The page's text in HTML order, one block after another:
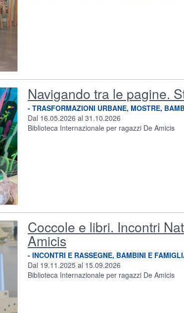
Foto del Contenuto
Navigando tra le pagine.
- TRASFORMAZIONI URBANE, MOSTRE,
Dal 16.05.2026 al 31.10.2026
Biblioteca Internazionale per ragazzi De Amicis
Foto del Contenuto
Coccole e libri. Incontri
Amicis
- INCONTRI E RASSEGNE, BAMBINI E
Dal 19.11.2025 al 15.09.2026
Biblioteca Internazionale per ragazzi De Amicis